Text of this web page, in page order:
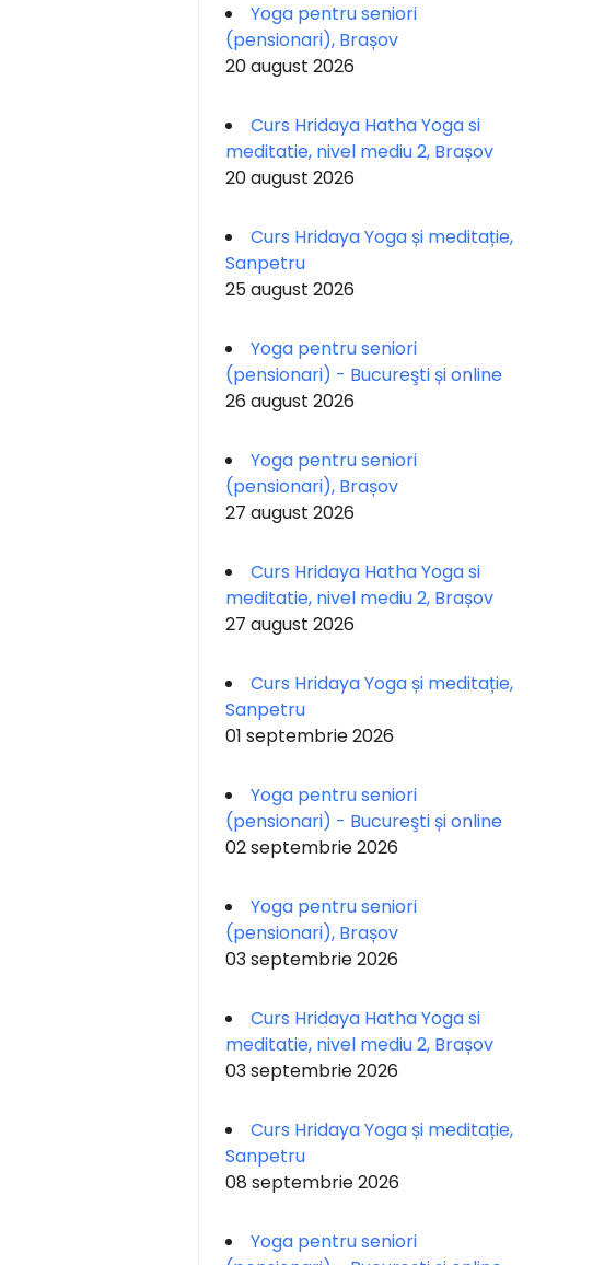
Yoga pentru seniori
(pensionari), Brașov
20 august 2026
Curs Hridaya Hatha Yoga si
meditatie, nivel mediu 2, Brașov
20 august 2026
Curs Hridaya Yoga și meditație,
Sanpetru
25 august 2026
Yoga pentru seniori
(pensionari) - Bucureşti și online
26 august 2026
Yoga pentru seniori
(pensionari), Brașov
27 august 2026
Curs Hridaya Hatha Yoga si
meditatie, nivel mediu 2, Brașov
27 august 2026
Curs Hridaya Yoga și meditație,
Sanpetru
01 septembrie 2026
Yoga pentru seniori
(pensionari) - Bucureşti și online
02 septembrie 2026
Yoga pentru seniori
(pensionari), Brașov
03 septembrie 2026
Curs Hridaya Hatha Yoga si
meditatie, nivel mediu 2, Brașov
03 septembrie 2026
Curs Hridaya Yoga și meditație,
Sanpetru
08 septembrie 2026
Yoga pentru seniori